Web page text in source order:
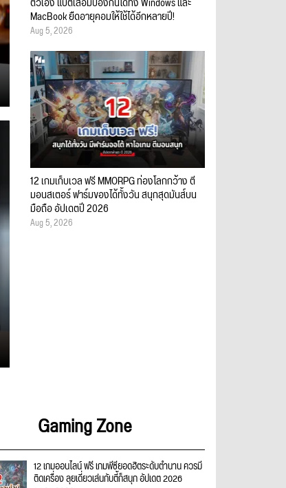
MacBook ยืดอายุคอมให้ใช้ได้อีกหลายปี!
Aug 5, 2026
12 เกมเก็บเวล ฟรี MMORPG ท่องโลกกว้าง ตี
มอนสเตอร์ ฟาร์มของได้ทั้งวัน สนุกสุดมันส์บน
มือถือ อัปเดตปี 2026
Aug 5, 2026
Gaming Zone
12 เกมออนไลน์ ฟรี เกมพีซียอดฮิตระดับตำนาน ควรมี
ติดเครื่อง ลุยเดี่ยวเล่นกับตี้ก็สนุก อัปเดต 2026